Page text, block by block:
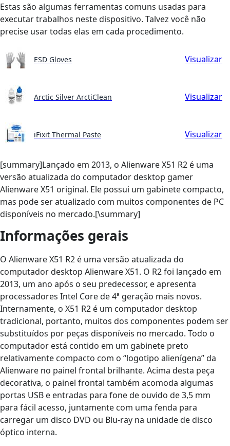
Estas são algumas ferramentas comuns usadas para
executar trabalhos neste dispositivo. Talvez você não
precise usar todas elas em cada procedimento.
ESD Gloves Visualizar
Arctic Silver ArctiClean Visualizar
iFixit Thermal Paste Visualizar
[summary]Lançado em 2013, o Alienware X51 R2 é uma
versão atualizada do computador desktop gamer
Alienware X51 original. Ele possui um gabinete compacto,
mas pode ser atualizado com muitos componentes de PC
disponíveis no mercado.[\summary]
Informações gerais
O Alienware X51 R2 é uma versão atualizada do
computador desktop Alienware X51. O R2 foi lançado em
2013, um ano após o seu predecessor, e apresenta
processadores Intel Core de 4ª geração mais novos.
Internamente, o X51 R2 é um computador desktop
tradicional, portanto, muitos dos componentes podem ser
substituídos por peças disponíveis no mercado. Todo o
computador está contido em um gabinete preto
relativamente compacto com o “logotipo alienígena” da
Alienware no painel frontal brilhante. Acima desta peça
decorativa, o painel frontal também acomoda algumas
portas USB e entradas para fone de ouvido de 3,5 mm
para fácil acesso, juntamente com uma fenda para
carregar um disco DVD ou Blu-ray na unidade de disco
óptico interna.